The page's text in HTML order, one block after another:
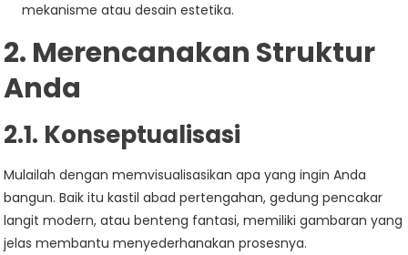
mekanisme atau desain estetika.
2. Merencanakan Struktur
Anda
2.1. Konseptualisasi
Mulailah dengan memvisualisasikan apa yang ingin Anda
bangun. Baik itu kastil abad pertengahan, gedung pencakar
langit modern, atau benteng fantasi, memiliki gambaran yang
jelas membantu menyederhanakan prosesnya.